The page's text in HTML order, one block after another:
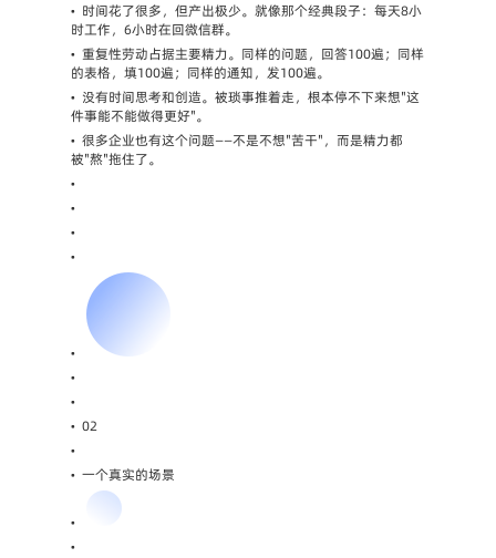
• 时间花了很多，但产出极少。就像那个经典段子：每天8小
时工作，6小时在回微信群。
• 重复性劳动占据主要精力。同样的问题，回答100遍；同样
的表格，填100遍；同样的通知，发100遍。
• 没有时间思考和创造。被琐事推着走，根本停不下来想"这
件事能不能做得更好"。
• 很多企业也有这个问题——不是不想"苦干"，而是精力都
被"熬"拖住了。
•
•
•
•
•
•
•
• 02
•
• 一个真实的场景
•
•